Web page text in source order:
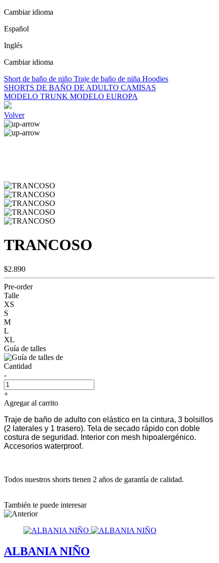
Cambiar idioma
Español
Inglés
Cambiar idioma
Short de baño de niño Traje de baño de niña Hoodies
SHORTS DE BAÑO DE ADULTO CAMISAS
MODELO TRUNK MODELO EUROPA
Volver
TRANCOSO
$2.890
Pre-order
Talle
XS
S
M
L
XL
Guía de talles
Cantidad
-
+
Agregar al carrito
Traje de baño de adulto con elástico en la cintura, 3 bolsillos
(2 laterales y 1 trasero). Tela de secado rápido con doble
costura de seguridad. Interior con mesh hipoalergénico.
Accesorios waterproof.
Todos nuestros shorts tienen 2 años de garantía de calidad.
También te puede interesar
ALBANIA NIÑO